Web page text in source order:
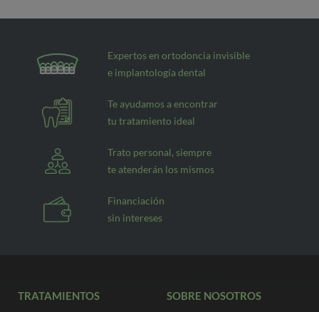
Expertos en ortodoncia invisible
e implantología dental
Te ayudamos a encontrar
tu tratamiento ideal
Trato personal, siempre
te atenderán los mismos
Financiación
sin intereses
TRATAMIENTOS SOBRE NOSOTROS